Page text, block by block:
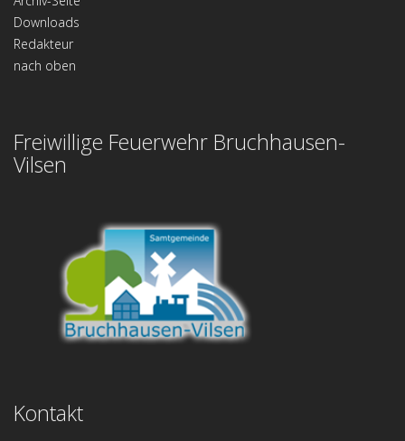
Downloads
Redakteur
nach oben
Freiwillige Feuerwehr Bruchhausen-
Vilsen
Kontakt